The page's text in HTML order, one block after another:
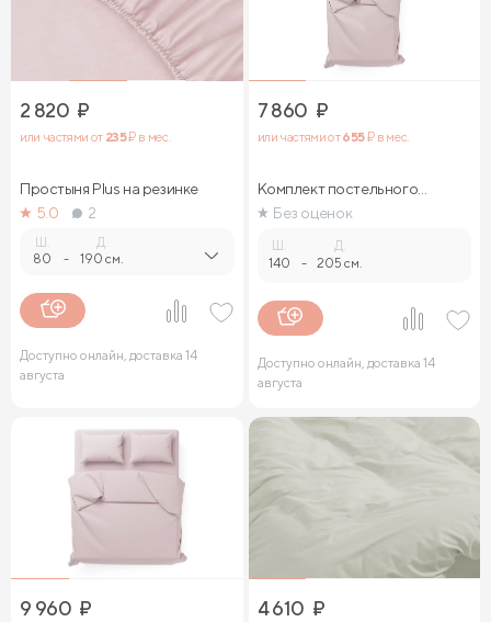
2 820 ₽
или частями от 235₽ в мес.
Простыня Plus на резинке
5.0
2
80 -
Д.
190 см.
Доступно онлайн, доставка 14
августа
7 860 ₽
или частями от655₽ в мес.
Комплект постельного
бельяБез оценок
140 -
Д.
205 см.
Доступно онлайн, доставка 14
августа
9 960 ₽ 4 610 ₽